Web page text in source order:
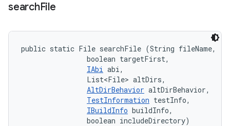
searchFile
public static File searchFile (String fileName,
                boolean targetFirst,
IAbi abi,
                List<File> altDirs,
AltDirBehavior altDirBehavior,
TestInformation testInfo,
IBuildInfo buildInfo,
                boolean includeDirectory)